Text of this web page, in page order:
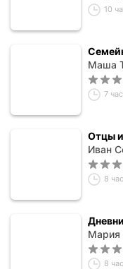
10
Маша
7
Отцы
Иван
8
Мария
8